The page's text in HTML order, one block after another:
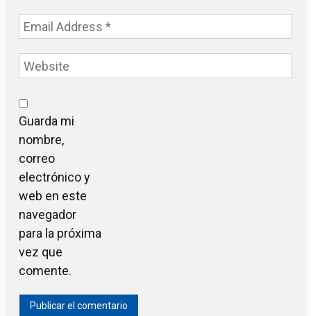
Guarda mi
nombre,
correo
electrónico y
web en este
navegador
para la próxima
vez que
comente.